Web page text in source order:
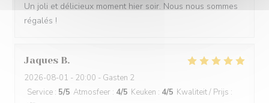
Un joli et délicieux moment hier soir. Nous nous sommes
régalés !
Jaques B
2026-08-01 - 20:00 - Gasten 2
Service : 5/5 Atmosfeer : 4/5 Keuken : 4/5 Kwaliteit / Prijs :